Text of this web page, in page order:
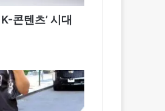
콘텐츠’ 시대